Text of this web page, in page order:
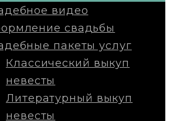
видео
свадьбы
пакеты услуг
Классический выкуп
невесты
Литературный выкуп
невесты